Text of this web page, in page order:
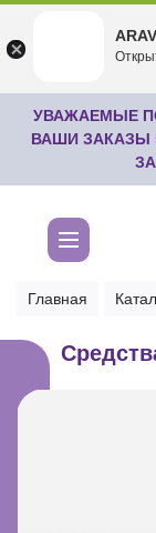
УВАЖАЕМЫЕ
ВАШИ ЗАКАЗЫ
Главная